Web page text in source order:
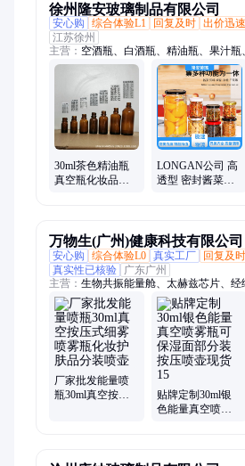
徐州隆安玻璃制品有限公司
安心购
综合体验L1 回复及时 出价迅速
江苏徐州
主营： 空酒瓶、白酒瓶、精油瓶、果汁瓶
奶茶瓶、玻璃麻油瓶、500ml玻璃红酒瓶
30ml茶色精油瓶
真空瓶化妆品玻
LONGAN公司 高
透型 密封酱菜瓶
万物生(广州)健康科技有限公司
安心购
综合体验L0 真实工厂 回复及时
真实性已核验
广东广州
主营： 生物共振能量舱、太赫兹芯片、经
30m、黑科技减肥腰带、生物共振眼镜、
链、自发热理敷贴
厂家批发能量喷
瓶30ml真空按压
贴牌定制30ml银
色能量真空喷雾